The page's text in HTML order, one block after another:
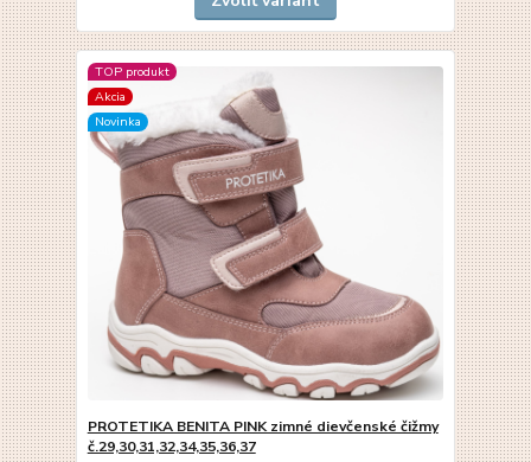
TOP produkt
Akcia
Novinka
PROTETIKA BENITA PINK zimné dievčenské čižmy
č.29,30,31,32,34,35,36,37